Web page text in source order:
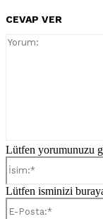
CEVAP VER
Lütfen yorumunuzu
Lütfen isminizi